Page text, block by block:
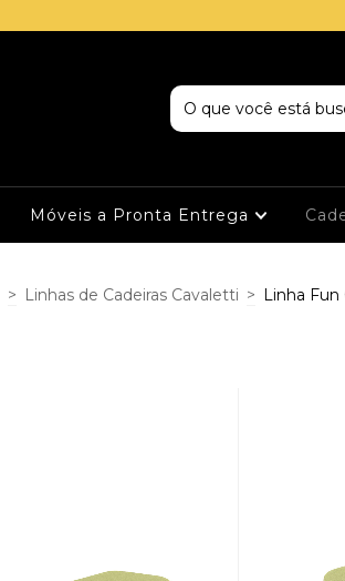
Móveis a Pronta Entrega
> Linhas de Cadeiras Cavaletti > Linha Fun